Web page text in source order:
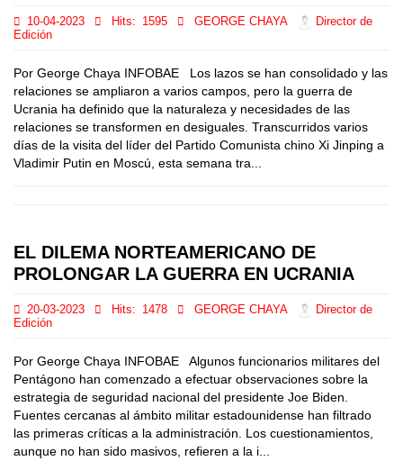
10-04-2023 Hits: 1595 GEORGE CHAYA
Director de
Edición
Por George Chaya INFOBAE Los lazos se han consolidado y las
relaciones se ampliaron a varios campos, pero la guerra de
Ucrania ha definido que la naturaleza y necesidades de las
relaciones se transformen en desiguales. Transcurridos varios
días de la visita del líder del Partido Comunista chino Xi Jinping a
Vladimir Putin en Moscú, esta semana tra...
EL DILEMA NORTEAMERICANO DE
PROLONGAR LA GUERRA EN UCRANIA
20-03-2023 Hits: 1478 GEORGE CHAYA
Director de
Edición
Por George Chaya INFOBAE Algunos funcionarios militares del
Pentágono han comenzado a efectuar observaciones sobre la
estrategia de seguridad nacional del presidente Joe Biden.
Fuentes cercanas al ámbito militar estadounidense han filtrado
las primeras críticas a la administración. Los cuestionamientos,
aunque no han sido masivos, refieren a la i...